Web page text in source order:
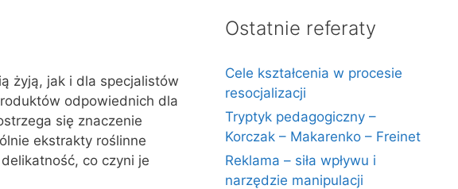
żyją, jak i dla specjalistów
odpowiednich dla
się znaczenie
ekstrakty roślinne
co czyni je
Ostatnie referaty
Cele kształcenia w procesie
resocjalizacji
Tryptyk pedagogiczny –
Korczak – Makarenko – Freinet
Reklama – siła wpływu i
narzędzie manipulacji